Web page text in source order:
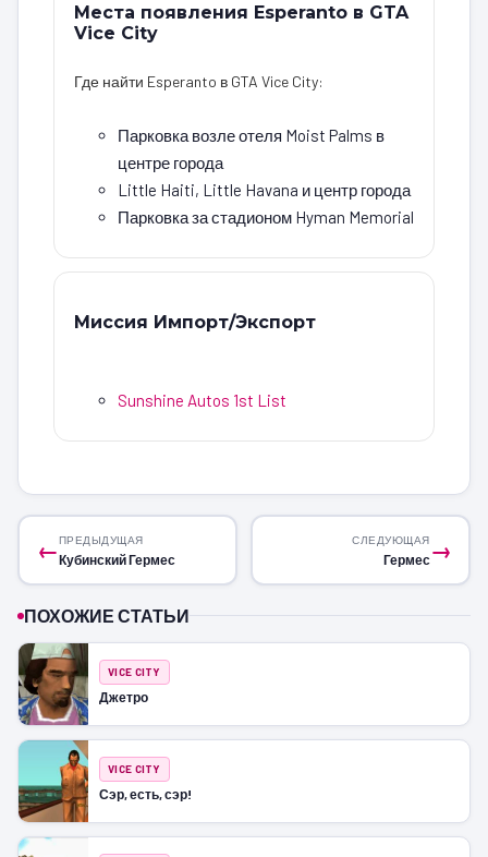
Места появления Esperanto в GTA
Vice City
Где найти Esperanto в GTA Vice City:
Парковка возле отеля Moist Palms в
центре города
Little Haiti, Little Havana и центр города
Парковка за стадионом Hyman Memorial
Миссия Импорт/Экспорт
Sunshine Autos 1st List
←ПРЕДЫДУЩАЯ
Кубинский Гермес →
СЛЕДУЮЩАЯ
Гермес
ПОХОЖИЕ СТАТЬИ
VICE CITY
Джетро
VICE CITY
Сэр, есть, сэр!